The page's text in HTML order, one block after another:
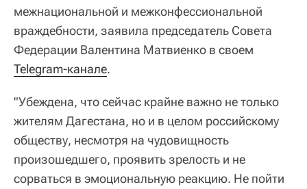
межнациональной и межконфессиональной
враждебности, заявила председатель Совета
Федерации Валентина Матвиенко в своем
Telegram-канале.
"Убеждена, что сейчас крайне важно не только
жителям Дагестана, но и в целом российскому
обществу, несмотря на чудовищность
произошедшего, проявить зрелость и не
сорваться в эмоциональную реакцию. Не пойти